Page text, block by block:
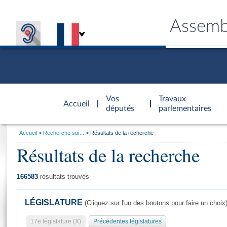
Accueil
d'accueil
Vos
députés
Travaux
parlementaires
Général
Vous
Accueil Recherche sur... Résultats de la recherche
Résultats de la recherche
166583 résultats trouvés
LÉGISLATURE (Cliquez sur l'un des boutons pour faire un choix)
17e législature (X) Précédentes législatures